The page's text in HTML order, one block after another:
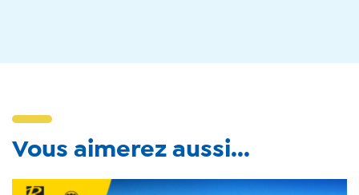
Vous aimerez aussi...